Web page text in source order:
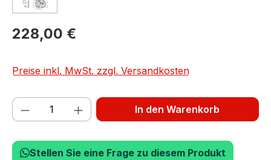
228,00 €
Preise inkl. MwSt. zzgl. Versandkosten
Produkt Anzahl: Gib den gewünschten
In den Warenkorb
Stellen Sie eine Frage zu diesem Produkt